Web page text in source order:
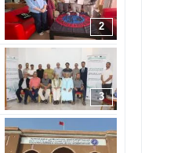
2
3